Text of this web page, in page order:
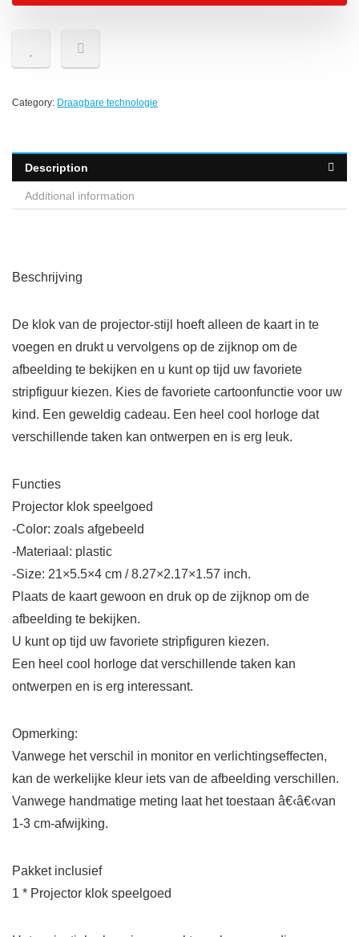
Category: Draagbare technologie
Description
Additional information
Beschrijving
De klok van de projector-stijl hoeft alleen de kaart in te
voegen en drukt u vervolgens op de zijknop om de
afbeelding te bekijken en u kunt op tijd uw favoriete
stripfiguur kiezen. Kies de favoriete cartoonfunctie voor uw
kind. Een geweldig cadeau. Een heel cool horloge dat
verschillende taken kan ontwerpen en is erg leuk.
Functies
Projector klok speelgoed
-Color: zoals afgebeeld
-Materiaal: plastic
-Size: 21×5.5×4 cm / 8.27×2.17×1.57 inch.
Plaats de kaart gewoon en druk op de zijknop om de
afbeelding te bekijken.
U kunt op tijd uw favoriete stripfiguren kiezen.
Een heel cool horloge dat verschillende taken kan
ontwerpen en is erg interessant.
Opmerking:
Vanwege het verschil in monitor en verlichtingseffecten,
kan de werkelijke kleur iets van de afbeelding verschillen.
Vanwege handmatige meting laat het toestaan â€‹â€‹van
1-3 cm-afwijking.
Pakket inclusief
1 * Projector klok speelgoed